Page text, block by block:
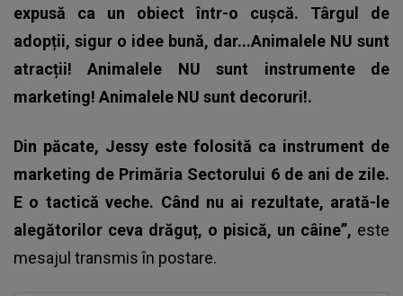
expusă ca un obiect într-o cușcă. Târgul de
adopții, sigur o idee bună, dar...Animalele NU sunt
atracții! Animalele NU sunt instrumente de
marketing! Animalele NU sunt decoruri!.
Din păcate, Jessy este folosită ca instrument de
marketing de Primăria Sectorului 6 de ani de zile.
E o tactică veche. Când nu ai rezultate, arată-le
alegătorilor ceva drăguț, o pisică, un câine”, este
mesajul transmis în postare.